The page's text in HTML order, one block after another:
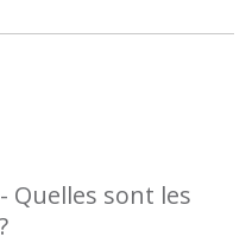
Quelles sont les